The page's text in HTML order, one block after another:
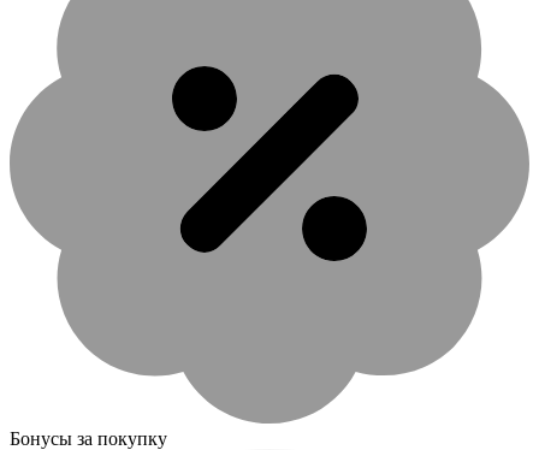
Бонусы за покупку